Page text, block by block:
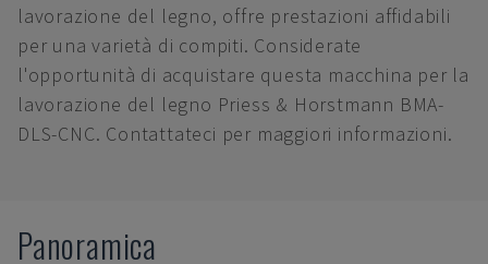
lavorazione del legno, offre prestazioni affidabili
per una varietà di compiti. Considerate
l'opportunità di acquistare questa macchina per la
lavorazione del legno Priess & Horstmann BMA-
DLS-CNC. Contattateci per maggiori informazioni.
Panoramica